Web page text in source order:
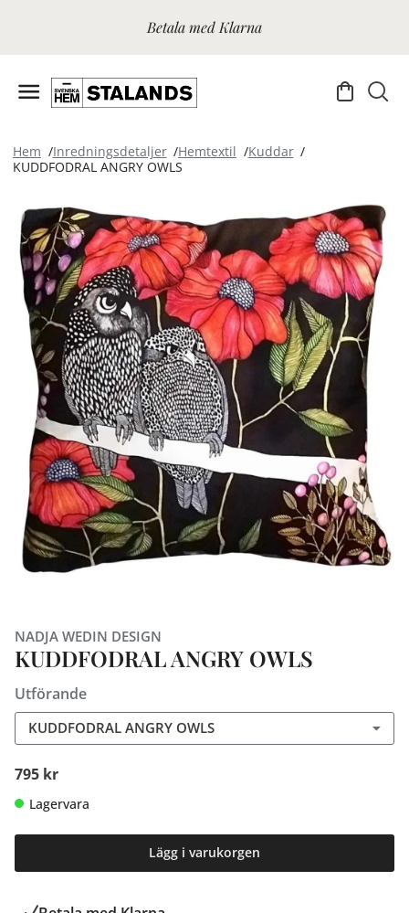
Betala med Klarna
Hem Inredningsdetaljer Hemtextil
Kuddar
KUDDFODRAL ANGRY OWLS
NADJA WEDIN DESIGN
KUDDFODRAL ANGRY OWLS
Utförande
KUDDFODRAL ANGRY OWLS
795 kr
Lagervara
Lägg i varukorgen